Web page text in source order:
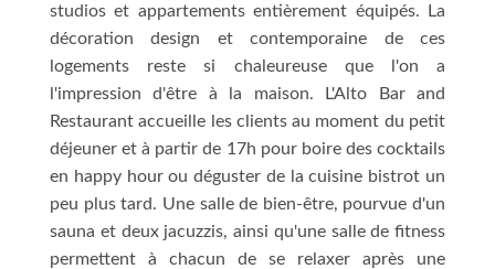
studios et appartements entièrement équipés. La
décoration design et contemporaine de ces
logements reste si chaleureuse que l'on a
l'impression d'être à la maison. L'Alto Bar and
Restaurant accueille les clients au moment du petit
déjeuner et à partir de 17h pour boire des cocktails
en happy hour ou déguster de la cuisine bistrot un
peu plus tard. Une salle de bien-être, pourvue d'un
sauna et deux jacuzzis, ainsi qu'une salle de fitness
permettent à chacun de se relaxer après une